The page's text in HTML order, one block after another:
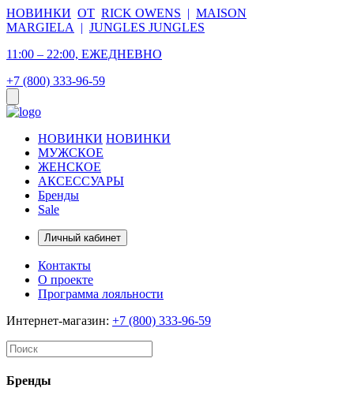
НОВИНКИ ОТ RICK OWENS | MAISON
MARGIELA
| JUNGLES JUNGLES
11:00 – 22:00, ЕЖЕДНЕВНО
+7 (800) 333-96-59
НОВИНКИ НОВИНКИ
МУЖСКОЕ
ЖЕНСКОЕ
АКСЕССУАРЫ
Бренды
Sale
Личный кабинет
Контакты
О проекте
Программа лояльности
Интернет-магазин: +7 (800) 333-96-59
Бренды